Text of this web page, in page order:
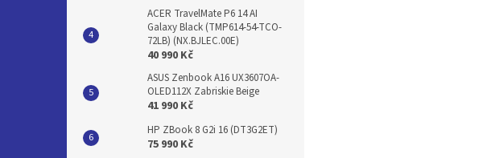
ACER TravelMate P6 14 AI
Galaxy Black (TMP614-54-TCO-
72LB) (NX.BJLEC.00E)
40 990 Kč
ASUS Zenbook A16 UX3607OA-
OLED112X Zabriskie Beige
41 990 Kč
HP ZBook 8 G2i 16 (DT3G2ET)
75 990 Kč